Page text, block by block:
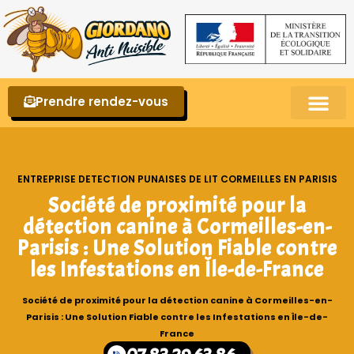
Prendre rendez-vous
ENTREPRISE DETECTION PUNAISES DE LIT CORMEILLES EN PARISIS
Société de proximité pour la
détection canine à Cormeilles-en-
Parisis : Une Solution Fiable contre
les Infestations en Île-de-France
Société de proximité pour la détection canine à Cormeilles-en-
Parisis : Une Solution Fiable contre les Infestations en Île-de-
France